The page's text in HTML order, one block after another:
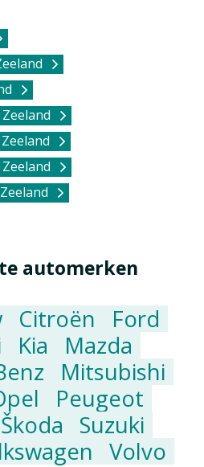
automerken
Citroën
Ford
Kia
Mazda
Mitsubishi
Peugeot
Škoda
Suzuki
Volvo